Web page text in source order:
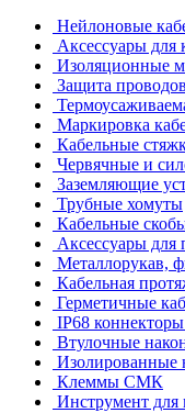
Нейлоновые
Аксессуары для
Изоляционные
Защита проводов
Маркировка
Кабельные
Червячные и
Заземляющие
Трубные хомуты
Кабельные
Аксессуары для
Металлорукав,
Кабельная
Герметичные
IP68
Втулочные
Изолированные
Клеммы СМК
Инструмент для